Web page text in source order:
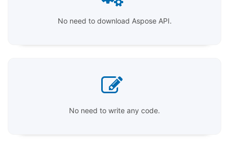
No need to download Aspose API.
No need to write any code.